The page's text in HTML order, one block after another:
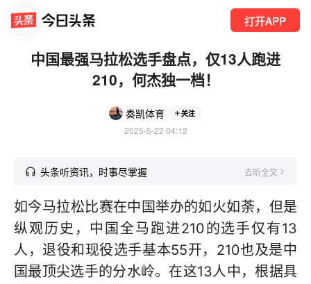
打开APP
中国最强马拉松选手盘点，仅13人跑进
210，何杰独一档！
奏凯体育 关注
2025-5-22 04:12
头条听资讯，时事尽掌握 去听全文
如今马拉松比赛在中国举办的如火如荼，但是
纵观历史，中国全马跑进210的选手仅有13
人，退役和现役选手基本55开，210也及是中
国最顶尖选手的分水岭。在这13人中，根据具